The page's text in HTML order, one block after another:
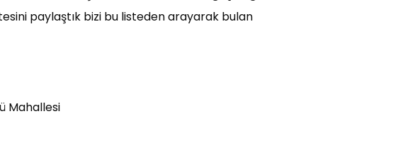
paylaştık bizi bu listeden arayarak bulan
Mahallesi